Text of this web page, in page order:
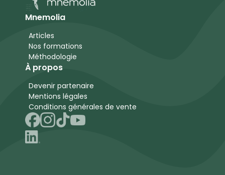
Mnemolia
Articles
Nos formations
Méthodologie
À propos
Devenir partenaire
Mentions légales
Conditions générales de vente